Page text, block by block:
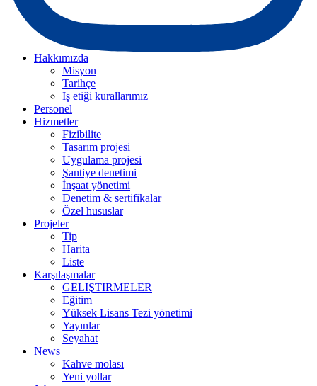
Hakkımızda
Misyon
Tarihçe
Iş etiği kurallarımız
Personel
Hizmetler
Fizibilite
Tasarım projesi
Uygulama projesi
Şantiye denetimi
İnşaat yönetimi
Denetim & sertifikalar
Özel hususlar
Projeler
Tip
Harita
Liste
Karşılaşmalar
GELIŞTIRMELER
Eğitim
Yüksek Lisans Tezi yönetimi
Yayınlar
Seyahat
News
Kahve molası
Yeni yollar